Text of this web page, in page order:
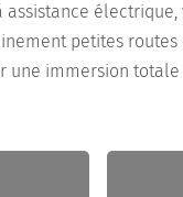
assistance
petites routes
une immersion